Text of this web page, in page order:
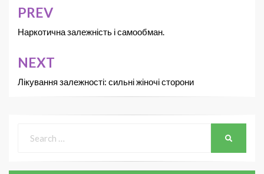
PREV
Наркотична залежність і самообман.
NEXT
Лікування залежності: сильні жіночі сторони